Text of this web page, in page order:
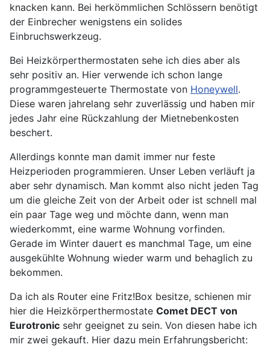
knacken kann. Bei herkömmlichen Schlössern benötigt
der Einbrecher wenigstens ein solides
Einbruchswerkzeug.
Bei Heizkörperthermostaten sehe ich dies aber als
sehr positiv an. Hier verwende ich schon lange
programmgesteuerte Thermostate von Honeywell.
Diese waren jahrelang sehr zuverlässig und haben mir
jedes Jahr eine Rückzahlung der Mietnebenkosten
beschert.
Allerdings konnte man damit immer nur feste
Heizperioden programmieren. Unser Leben verläuft ja
aber sehr dynamisch. Man kommt also nicht jeden Tag
um die gleiche Zeit von der Arbeit oder ist schnell mal
ein paar Tage weg und möchte dann, wenn man
wiederkommt, eine warme Wohnung vorfinden.
Gerade im Winter dauert es manchmal Tage, um eine
ausgekühlte Wohnung wieder warm und behaglich zu
bekommen.
Da ich als Router eine Fritz!Box besitze, schienen mir
hier die Heizkörperthermostate Comet DECT von
Eurotronic sehr geeignet zu sein. Von diesen habe ich
mir zwei gekauft. Hier dazu mein Erfahrungsbericht: